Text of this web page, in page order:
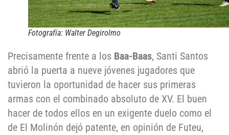
Fotografía: Walter Degirolmo
Precisamente frente a los Baa-Baas, Santi Santos
abrió la puerta a nueve jóvenes jugadores que
tuvieron la oportunidad de hacer sus primeras
armas con el combinado absoluto de XV. El buen
hacer de todos ellos en un exigente duelo como el
de El Molinón dejó patente, en opinión de Futeu,